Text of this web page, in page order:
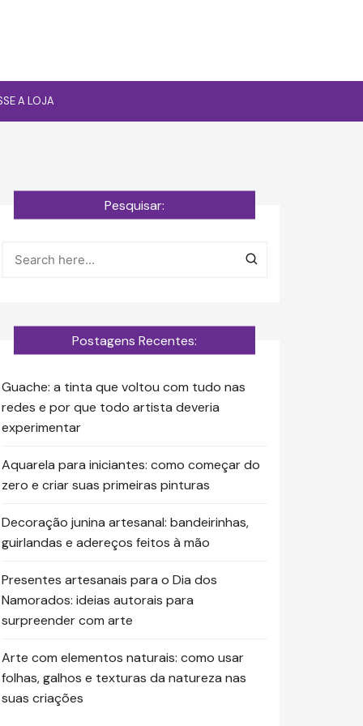
A LOJA
Pesquisar:
Postagens Recentes:
Guache: a tinta que voltou com tudo nas
redes e por que todo artista deveria
experimentar
Aquarela para iniciantes: como começar do
zero e criar suas primeiras pinturas
Decoração junina artesanal: bandeirinhas,
guirlandas e adereços feitos à mão
Presentes artesanais para o Dia dos
Namorados: ideias autorais para
surpreender com arte
Arte com elementos naturais: como usar
folhas, galhos e texturas da natureza nas
suas criações